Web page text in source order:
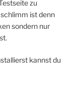
zu
ist denn
sondern nur
kannst du